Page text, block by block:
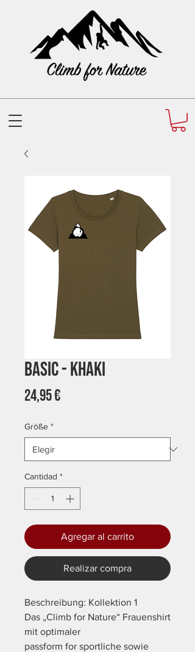
Basic - Khaki
24,95 €Precio
Größe *
Cantidad *
Agregar al carrito
Realizar compra
Beschreibung: Kollektion 1
Das „Climb for Nature“ Frauenshirt
mit optimaler
passform for sportliche sowie